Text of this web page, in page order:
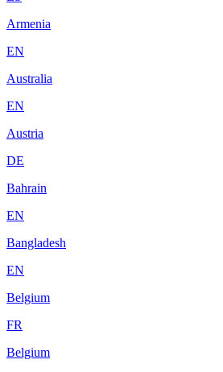
Armenia
EN
Australia
EN
Austria
DE
Bahrain
EN
Bangladesh
EN
Belgium
FR
Belgium